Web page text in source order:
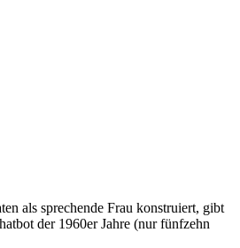
als sprechende Frau konstruiert, gibt
der 1960er Jahre (nur fünfzehn